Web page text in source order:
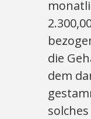
die
dem